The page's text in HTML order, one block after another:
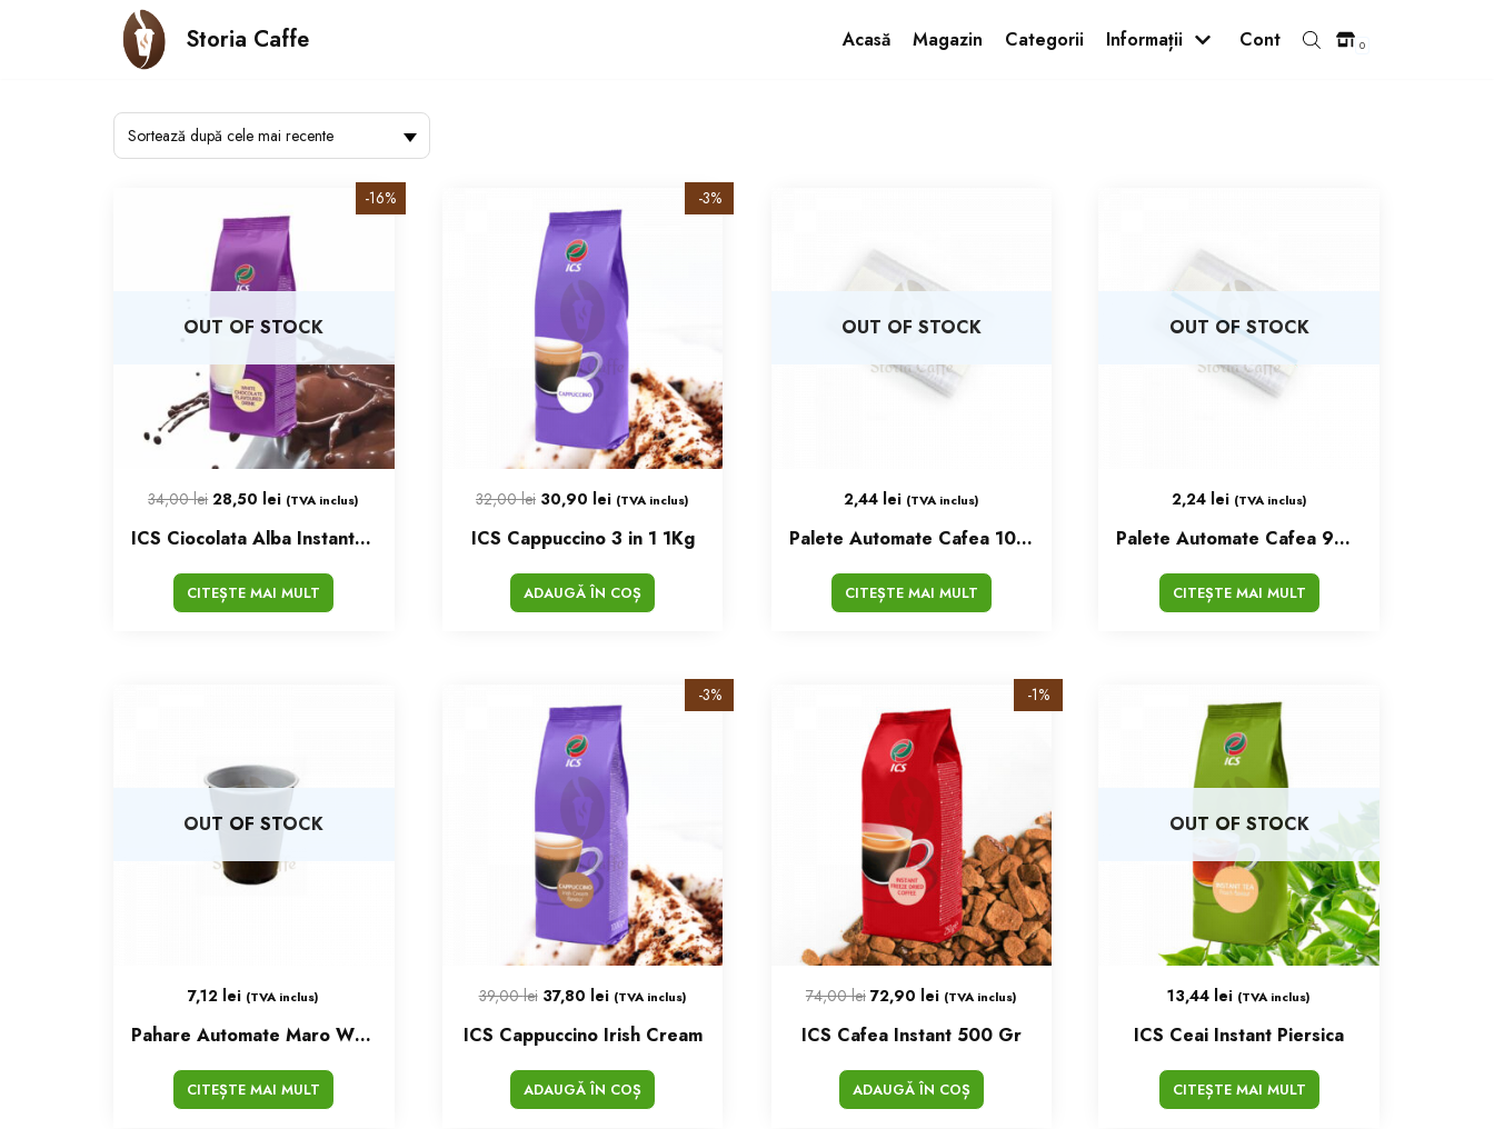
Storia Caffe Acasă Magazin Categorii Informații Cont 0
Cafea Boabe Cafea Instant Capsule Cafea
Sortează după cele mai recente
-16%
OUT OF STOCK
34,00lei 28,50 lei (TVA inclus)
ICS Ciocolata Alba Instant 1Kg
CITEȘTE MAI MULT
-3%
32,00lei 30,90 lei (TVA inclus)
ICS Cappuccino 3 in 1 1Kg
ADAUGĂ ÎN COȘ
OUT OF STOCK
2,44 lei (TVA inclus)
Palete Automate Cafea 105mm Set/100 Buc
CITEȘTE MAI MULT
OUT OF STOCK
2,24 lei (TVA inclus)
Palete Automate Cafea 90mm Set/100 Buc
CITEȘTE MAI MULT
OUT OF STOCK
7,12 lei (TVA inclus)
Pahare Automate Maro WRC Set/100 Buc
CITEȘTE MAI MULT
-3%
39,00lei 37,80 lei (TVA inclus)
ICS Cappuccino Irish Cream
ADAUGĂ ÎN COȘ
-1%
74,00lei 72,90 lei (TVA inclus)
ICS Cafea Instant 500 Gr
ADAUGĂ ÎN COȘ
OUT OF STOCK
13,44 lei (TVA inclus)
ICS Ceai Instant Piersica
CITEȘTE MAI MULT